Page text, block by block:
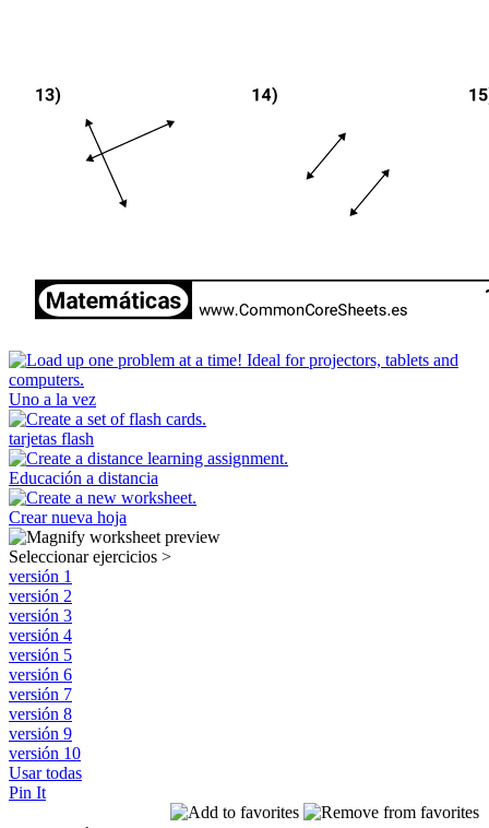
Uno a la vez
tarjetas flash
Educación a distancia
Crear nueva hoja
Seleccionar ejercicios >
versión 1
versión 2
versión 3
versión 4
versión 5
versión 6
versión 7
versión 8
versión 9
versión 10
Usar todas
Pin It